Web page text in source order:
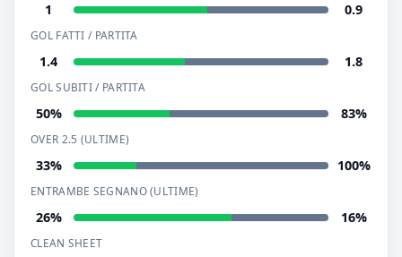
1 0.9
GOL FATTI / PARTITA
1.4 1.8
GOL SUBITI / PARTITA
50% 83%
OVER 2.5 (ULTIME)
33% 100%
ENTRAMBE SEGNANO (ULTIME)
26% 16%
CLEAN SHEET